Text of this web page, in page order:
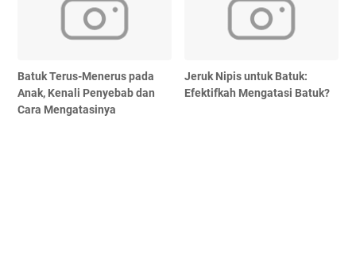
Batuk Terus-Menerus pada
Anak, Kenali Penyebab dan
Cara Mengatasinya
Jeruk Nipis untuk Batuk:
Efektifkah Mengatasi Batuk?